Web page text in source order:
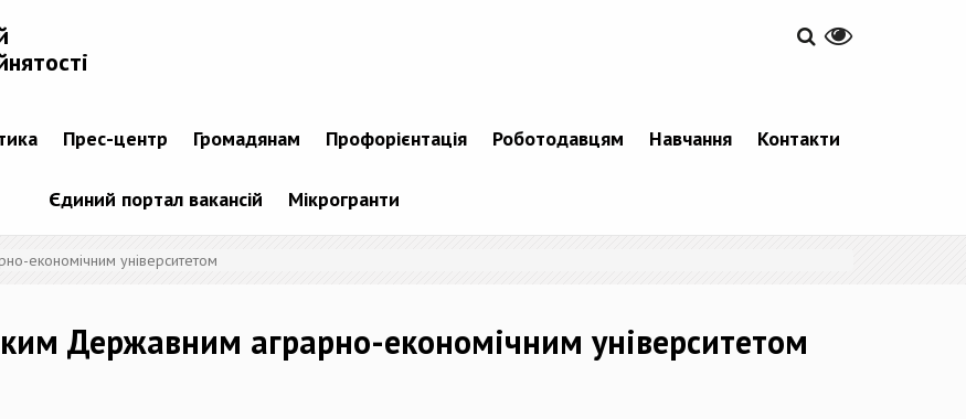
Прес-центр Громадянам Профорієнтація Роботодавцям Навчання Контакти
Єдиний портал вакансій Мікрогранти
економічним університетом
Державним аграрно-економічним університетом